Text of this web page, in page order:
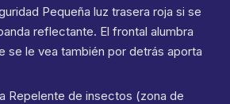
Pequeña luz trasera roja si se
reflectante. El frontal alumbra
se le vea también por detrás aporta
Repelente de insectos (zona de